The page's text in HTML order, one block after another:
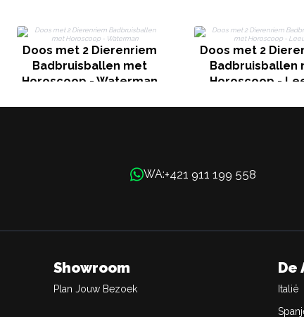
Doos met 2 Dierenriem
Badbruisballen met
Horoscoop - Waterman
Doos met 2
Badbruisballen
Horoscoop -
WA:+421 911 199 558
Showroom
Plan Jouw Bezoek
De
Italië